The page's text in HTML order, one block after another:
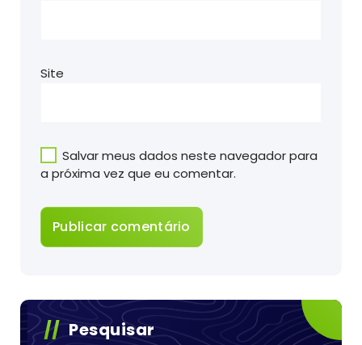
Site
Salvar meus dados neste navegador para
a próxima vez que eu comentar.
Pesquisar